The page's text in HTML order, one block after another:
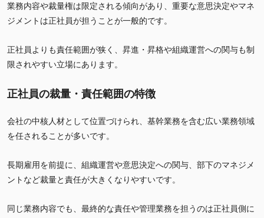
業務内容や裁量権は限定される傾向があり、重要な意思決定やマネ
ジメントは正社員が担うことが一般的です。
正社員よりも責任範囲が狭く、昇進・昇格や組織運営への関与も制
限されやすい立場にあります。
正社員の裁量・責任範囲の特徴
会社の中核人材として位置づけられ、基幹業務を含む広い業務領域
を任されることが多いです。
長期雇用を前提に、組織運営や意思決定への関与、部下のマネジメ
ントなど裁量と責任が大きくなりやすいです。
同じ業務内容でも、最終的な責任や管理業務を担うのは正社員側に